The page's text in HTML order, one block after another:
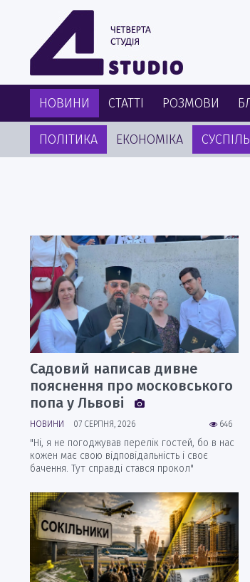
НОВИНИ СТАТТІ РОЗМОВИ
ПОЛІТИКА ЕКОНОМІКА
Садовий написав дивне
пояснення про московського
попа у Львові
646
НОВИНИ 07 СЕРПНЯ, 2026
"Ні, я не погоджував перелік гостей, бо в нас
кожен має свою відповідальність і своє
бачення. Тут справді стався прокол"